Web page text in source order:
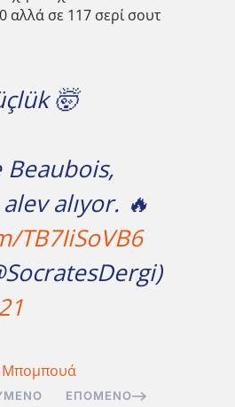
αλλά σε 117 σερί σουτ
🤯
alıyor. 🔥
TB7IiSoVB6
Μπομπουά
ΕΠΌΜΕΝΟ